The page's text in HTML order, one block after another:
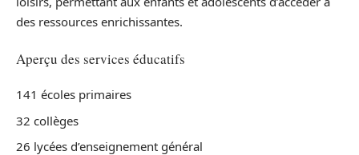
des ressources enrichissantes.
Aperçu des services éducatifs
141 écoles primaires
32 collèges
26 lycées d’enseignement général